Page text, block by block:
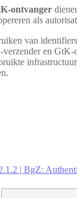
ontvanger
als
van
en
| BgZ: